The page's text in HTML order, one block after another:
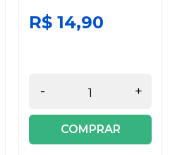
R$ 14,90
- +
COMPRAR